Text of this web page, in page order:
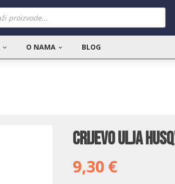
O NAMA BLOG
Crijevo ulja
9,30 €